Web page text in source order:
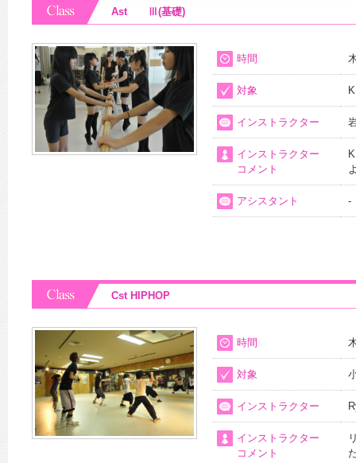
Ast Ⅲ(基礎)
時間
対象
インストラクター
インストラクター
コメント
アシスタント -
Cst HIPHOP
時間
対象
インストラクター
インストラクター
コメント